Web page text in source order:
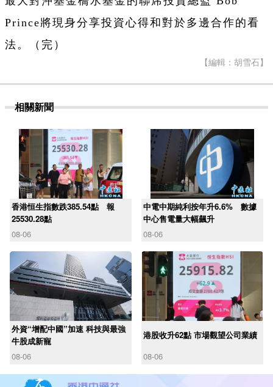
Prince將現身分享投資心得和對於多邊合作的看
法。（完）
【編輯：胡雪石】
相關新聞
香港恒生指數跌385.54點 報
25530.28點
08-06
中電中期純利按年升6.6% 數據
中心售電量大幅飆升
08-06
外資“增配中國”加速 科技與最強
牛股成新寵
08-06
港股收升62點 市場觀望公司業績
08-06